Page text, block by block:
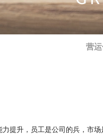
营
升，员工是公司的兵，市场